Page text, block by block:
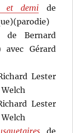
et demi de
Bernard
Gérard
Lester
Lester